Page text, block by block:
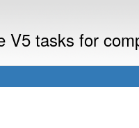
V5 tasks for